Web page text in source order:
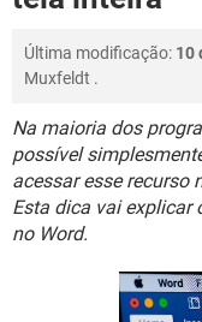
INSTAGRAM
OUTLOOK
INSTAGRAM
GUIA DE COMPRAS
FÓRUM
JOGOS
OUTLOOK
INSTAGRAM
GUIA DE COMPRAS
GLOSSÁRIO
JOGOS
CELULAR
OUTLOOK
INSTAGRAM
GUIA DE COMPRAS
Última modificação: 10
Muxfeldt .
Na maioria dos
possível
acessar esse recurso
Esta dica vai explicar
no Word.